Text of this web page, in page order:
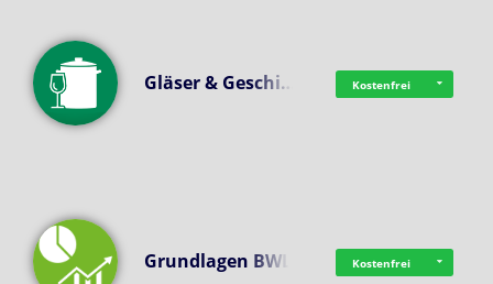
Gläser & Geschi… Kostenfrei
Grundlagen BWL Kostenfrei